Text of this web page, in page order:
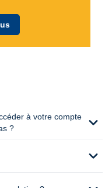
à votre compte
?
expand_more
expand_more